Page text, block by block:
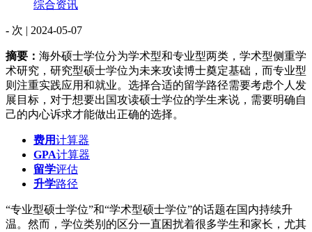
综合资讯
- 次 | 2024-05-07
摘要： 海外硕士学位分为学术型和专业型两类，学术型侧重学
术研究，研究型硕士学位为未来攻读博士奠定基础，而专业型
则注重实践应用和就业。选择合适的留学路径需要考虑个人发
展目标，对于想要出国攻读硕士学位的学生来说，需要明确自
己的内心诉求才能做出正确的选择。
费用计算器
GPA计算器
留学评估
升学路径
“专业型硕士学位”和“学术型硕士学位”的话题在国内持续升
温。然而，学位类别的区分一直困扰着很多学生和家长，尤其